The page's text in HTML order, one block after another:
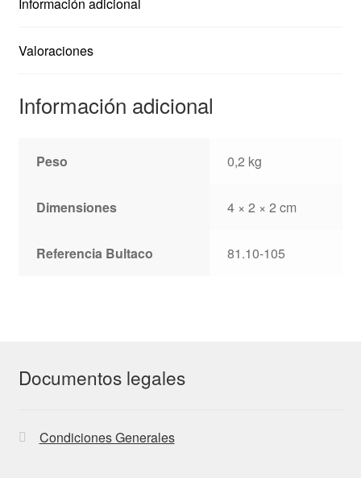
Valoraciones
Información adicional
Peso 0,2 kg
Dimensiones 4 × 2 × 2 cm
Referencia Bultaco 81.10-105
Documentos legales
Condiciones Generales